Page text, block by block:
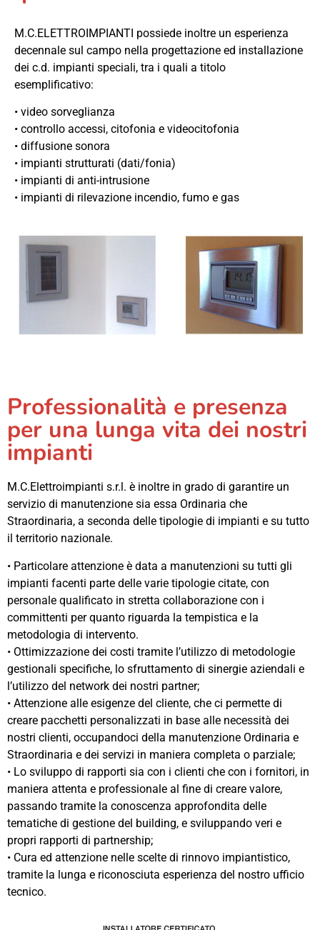
M.C.ELETTROIMPIANTI possiede inoltre un esperienza
decennale sul campo nella progettazione ed installazione
dei c.d. impianti speciali, tra i quali a titolo
esemplificativo:
• video sorveglianza
• controllo accessi, citofonia e videocitofonia
• diffusione sonora
• impianti strutturati (dati/fonia)
• impianti di anti-intrusione
• impianti di rilevazione incendio, fumo e gas
Professionalità e presenza
per una lunga vita dei nostri
impianti
M.C.Elettroimpianti s.r.l. è inoltre in grado di garantire un
servizio di manutenzione sia essa Ordinaria che
Straordinaria, a seconda delle tipologie di impianti e su tutto
il territorio nazionale.
• Particolare attenzione è data a manutenzioni su tutti gli
impianti facenti parte delle varie tipologie citate, con
personale qualificato in stretta collaborazione con i
committenti per quanto riguarda la tempistica e la
metodologia di intervento.
• Ottimizzazione dei costi tramite l’utilizzo di metodologie
gestionali specifiche, lo sfruttamento di sinergie aziendali e
l’utilizzo del network dei nostri partner;
• Attenzione alle esigenze del cliente, che ci permette di
creare pacchetti personalizzati in base alle necessità dei
nostri clienti, occupandoci della manutenzione Ordinaria e
Straordinaria e dei servizi in maniera completa o parziale;
• Lo sviluppo di rapporti sia con i clienti che con i fornitori, in
maniera attenta e professionale al fine di creare valore,
passando tramite la conoscenza approfondita delle
tematiche di gestione del building, e sviluppando veri e
propri rapporti di partnership;
• Cura ed attenzione nelle scelte di rinnovo impiantistico,
tramite la lunga e riconosciuta esperienza del nostro ufficio
tecnico.